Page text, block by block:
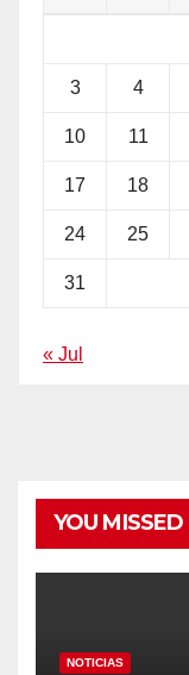
3 4
10 11
17 18
24 25
31
« Jul
YOU MISSED
NOTICIAS